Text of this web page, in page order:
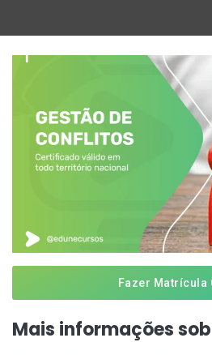
Fazer Matrícula
Mais informações